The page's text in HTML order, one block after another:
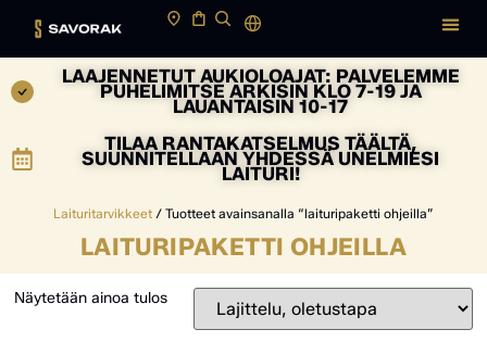
LAAJENNETUT AUKIOLOAJAT: PALVELEMME
PUHELIMITSE ARKISIN KLO 7-19 JA
LAUANTAISIN 10-17
TILAA RANTAKATSELMUS TÄÄLTÄ,
SUUNNITELLAAN YHDESSÄ UNELMIESI
LAITURI!
Laituritarvikkeet / Tuotteet avainsanalla “laituripaketti ohjeilla”
LAITURIPAKETTI OHJEILLA
Näytetään ainoa tulos